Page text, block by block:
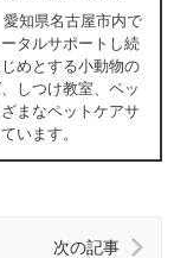
知県名古屋市内で
タルサポートし続
めとする小動物の
しつけ教室、ペッ
まなペットケアサ
います。
次の記事